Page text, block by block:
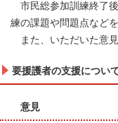
市民総参加訓練終了
練の課題や問題点など
また、いただいた意見
要援護者の支援につい
意見